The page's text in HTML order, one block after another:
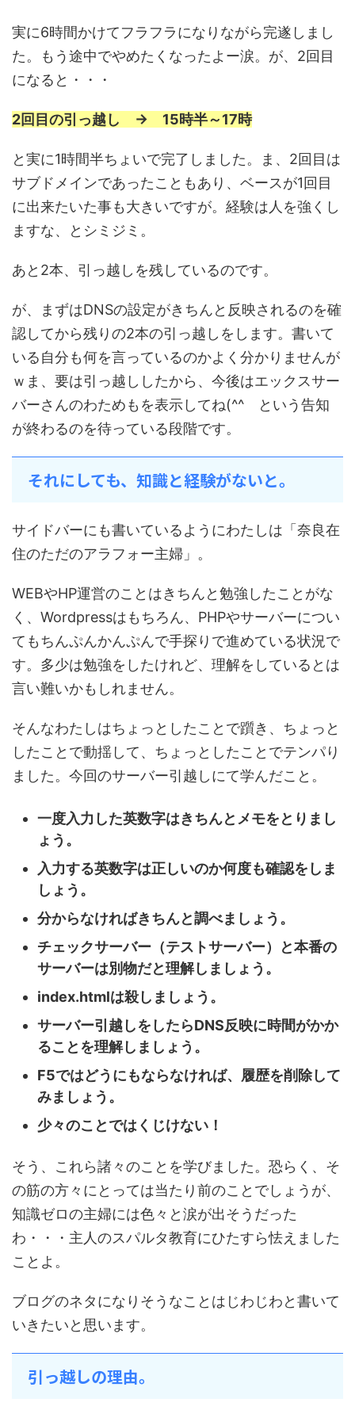
実に6時間かけてフラフラになりながら完遂しまし
た。もう途中でやめたくなったよー涙。が、2回目
になると・・・
2回目の引っ越し → 15時半～17時
と実に1時間半ちょいで完了しました。ま、2回目は
サブドメインであったこともあり、ベースが1回目
に出来たいた事も大きいですが。経験は人を強くし
ますな、とシミジミ。
あと2本、引っ越しを残しているのです。
が、まずはDNSの設定がきちんと反映されるのを確
認してから残りの2本の引っ越しをします。書いて
いる自分も何を言っているのかよく分かりませんが
ｗま、要は引っ越ししたから、今後はエックスサー
バーさんのわためもを表示してね(^^ゞという告知
が終わるのを待っている段階です。
それにしても、知識と経験がないと。
サイドバーにも書いているようにわたしは「奈良在
住のただのアラフォー主婦」。
WEBやHP運営のことはきちんと勉強したことがな
く、Wordpressはもちろん、PHPやサーバーについ
てもちんぷんかんぷんで手探りで進めている状況で
す。多少は勉強をしたけれど、理解をしているとは
言い難いかもしれません。
そんなわたしはちょっとしたことで躓き、ちょっと
したことで動揺して、ちょっとしたことでテンパり
ました。今回のサーバー引越しにて学んだこと。
一度入力した英数字はきちんとメモをとりまし
ょう。
入力する英数字は正しいのか何度も確認をしま
しょう。
分からなければきちんと調べましょう。
チェックサーバー（テストサーバー）と本番の
サーバーは別物だと理解しましょう。
index.htmlは殺しましょう。
サーバー引越しをしたらDNS反映に時間がかか
ることを理解しましょう。
F5ではどうにもならなければ、履歴を削除して
みましょう。
少々のことではくじけない！
そう、これら諸々のことを学びました。恐らく、そ
の筋の方々にとっては当たり前のことでしょうが、
知識ゼロの主婦には色々と涙が出そうだった
わ・・・主人のスパルタ教育にひたすら怯えました
ことよ。
ブログのネタになりそうなことはじわじわと書いて
いきたいと思います。
引っ越しの理由。